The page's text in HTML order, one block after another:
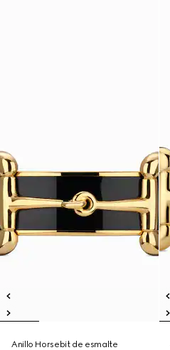
Anillo Horsebit de esmalte